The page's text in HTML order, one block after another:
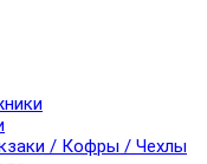
/ Кофры / Чехлы